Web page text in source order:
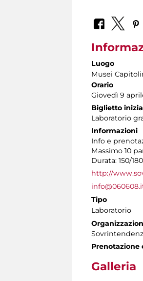
Luogo
Musei
Orario
Giovedì 9
Biglietto
Laboratorio
Informazioni
Info e
Massimo 10
Durata: 150/
http://
Tipo
Laboratorio
Prenotazione
Galleria